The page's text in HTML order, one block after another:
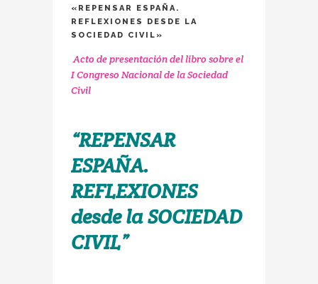
«REPENSAR ESPAÑA.
REFLEXIONES DESDE LA
SOCIEDAD CIVIL»
Acto de presentación del libro sobre el
I Congreso Nacional de la Sociedad
Civil
“REPENSAR
ESPAÑA.
REFLEXIONES
desde la SOCIEDAD
CIVIL”